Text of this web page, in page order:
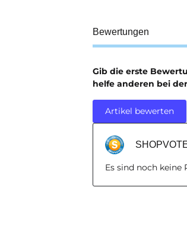
Bewertungen
Gib die erste
helfe anderen bei
Artikel bewerten
Es sind noch